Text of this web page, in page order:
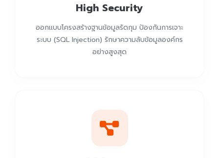
High Security
ออกแบบโครงสร้างฐานข้อมูลรัดกุม ป้องกันการเจาะ
ระบบ (SQL Injection) รักษาความลับข้อมูลองค์กร
อย่างสูงสุด